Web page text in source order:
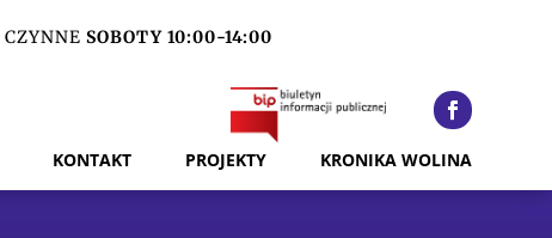
CZYNNESOBOTY 10:00-14:00
KONTAKT PROJEKTY KRONIKA WOLINA